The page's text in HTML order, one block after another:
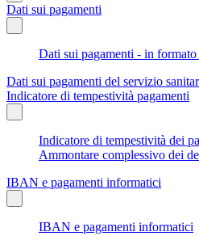
Dati sui pagamenti
Dati sui pagamenti - in formato
Dati sui pagamenti del servizio
Indicatore di tempestività pagamenti
Indicatore di tempestività dei
Ammontare complessivo dei
IBAN e pagamenti informatici
IBAN e pagamenti informatici